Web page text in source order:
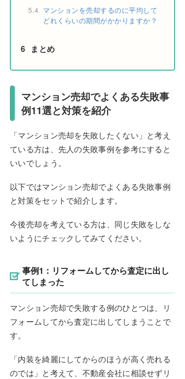
5.4 マンションを売却するのに平均して
どれくらいの期間がかかりますか？
6 まとめ
マンション売却でよくある失敗事
例11選と対策を紹介
「マンション売却を失敗したくない」と考え
ている方は、先人の失敗事例を参考にすると
いいでしょう。
以下ではマンション売却でよくある失敗事例
と対策をセットで紹介します。
今後売却を考えている方は、同じ失敗をしな
いようにチェックしてみてください。
事例1：リフォームしてから査定に出し
てしまった
マンション売却で失敗する例のひとつは、リ
フォームしてから査定に出してしまうことで
す。
「内装を綺麗にしてからのほうが高く売れる
のでは」と考えて、不動産会社に相談せずリ